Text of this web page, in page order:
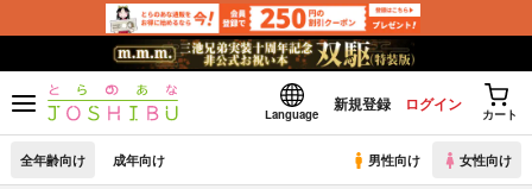
Language
新規登録 ログイン
カート
全年齢向け 成年向け 男性向け 女性向け